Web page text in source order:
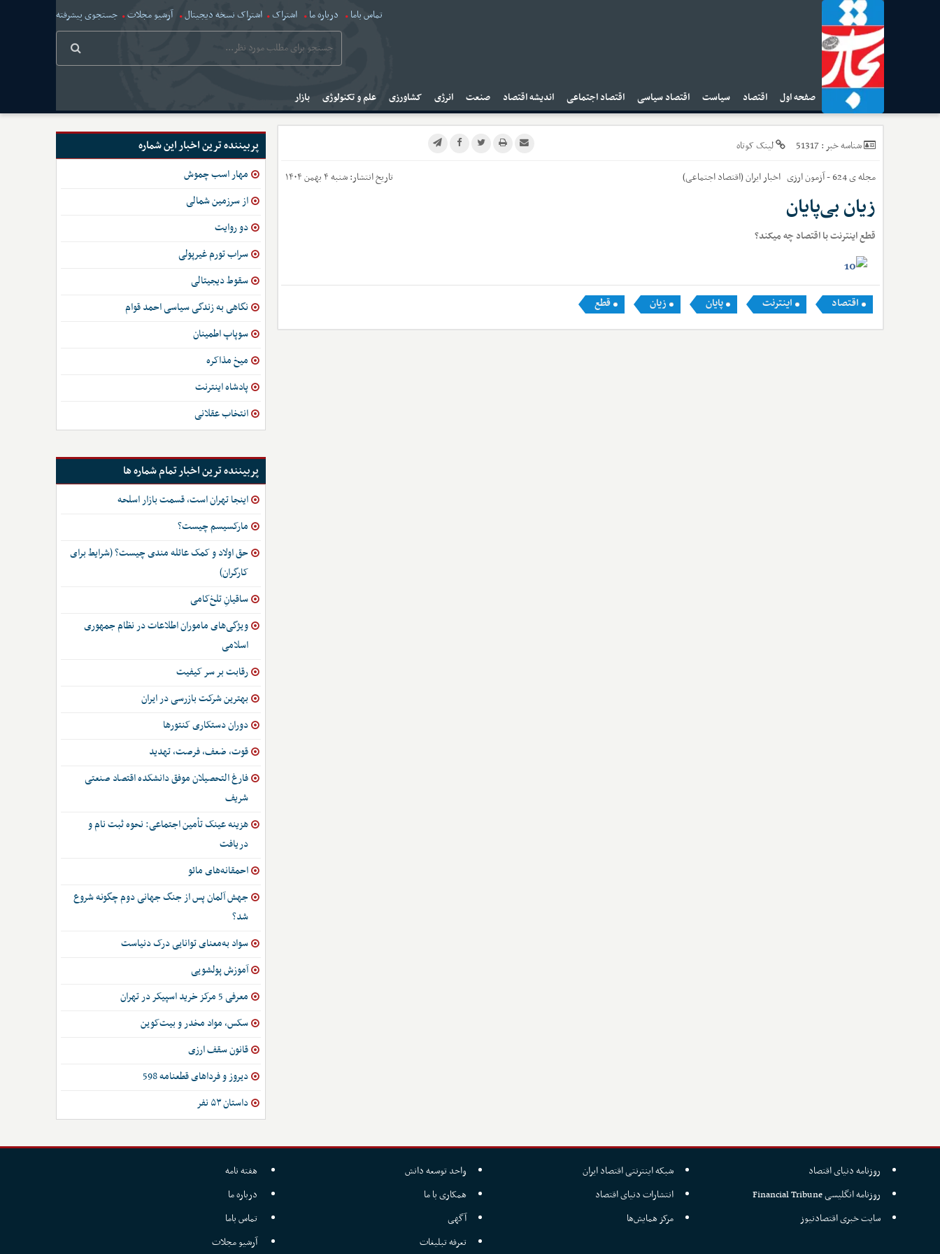
تماس باما درباره ما اشتراک اشتراک نسخه دیجیتال آرشیو مجلات جستجوی پیشرفته
صفحه اول اقتصاد سیاست اقتصاد سیاسی اقتصاد اجتماعی اندیشه اقتصاد صنعت انرژی کشاورزی علم و تکنولوژی بازار
شناسه خبر :51317
لینک کوتاه
مجله ی 624 - آزمون ارزی
اخبارایران (اقتصاد اجتماعی) تاریخ انتشار:شنبه ۴ بهمن ۱۴۰۴
زیان بی‏‌پایان
قطع اینترنت با اقتصاد چه می‏کند؟
اقتصاد اینترنت پایان زیان قطع
پربیننده ترین اخبار این شماره
مهار اسب چموش
از سرزمین شمالی
دو روایت
سراب تورم غیرپولی
سقوط دیجیتالی
نگاهی به زندگی سیاسی احمد قوام
سوپاپ اطمینان
میخ مذاکره
پادشاه اینترنت
انتخاب عقلانی
پربیننده ترین اخبار تمام شماره ها
اینجا تهران است، قسمت بازار اسلحه
مارکسیسم چیست؟
حق اولاد و کمک عائله مندی چیست؟ (شرایط برای
کارگران)
ساقیانِ تلخ‌کامی
ویژگی‌های ماموران اطلاعات در نظام جمهوری
اسلامی
رقابت بر سر کیفیت
بهترین شرکت بازرسی در ایران
دوران دستکاری کنتورها
قوت، ضعف، فرصت، تهدید
فارغ التحصیلان موفق دانشکده اقتصاد صنعتی
شریف
هزینه عینک تأمین اجتماعی: نحوه ثبت نام و
دریافت
احمقانه‌های مائو
جهش آلمان پس از جنگ جهانی دوم چگونه شروع
شد؟
سواد به‌معنای توانایی درک دنیاست
آموزش پولشویی
معرفی 5 مرکز خرید اسپیکر در تهران
سکس، مواد مخدر و بیت‌کوین
قانون سقف ارزی
دیروز و فرداهای قطعنامه 598
داستان ۵۳ نفر
روزنامه دنیای اقتصاد
روزنامه انگلیسی Financial Tribune
سایت خبری اقتصادنیوز
شبکه اینترنتی اقتصاد ایران
انتشارات دنیای اقتصاد
مرکز همایش‌ها
واحد توسعه دانش
همکاری با ما
آگهی
تعرفه تبلیغات
هفته نامه
درباره ما
تماس باما
آرشیو مجلات